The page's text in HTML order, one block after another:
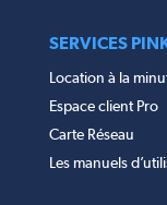
SERVICES
Location à la
Espace client Pro
Carte Réseau
Les manuels